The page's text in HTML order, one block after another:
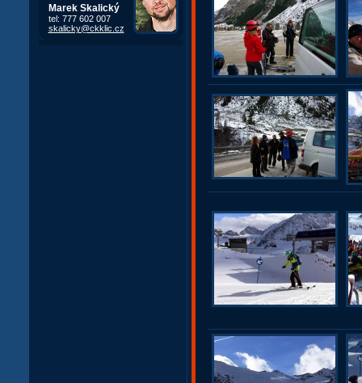
Marek Skalický
tel: 777 602 007
skalicky@ckklic.cz